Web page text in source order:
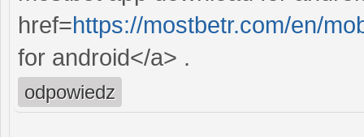
href=https://mostbetr.com/en/
for android</a> .
odpowiedz